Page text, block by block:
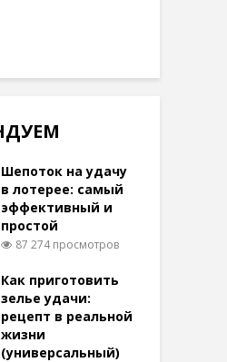
Шепоток на удачу
в лотерее: самый
эффективный и
простой
87 274 просмотров
Как приготовить
зелье удачи:
рецепт в реальной
жизни
(универсальный)